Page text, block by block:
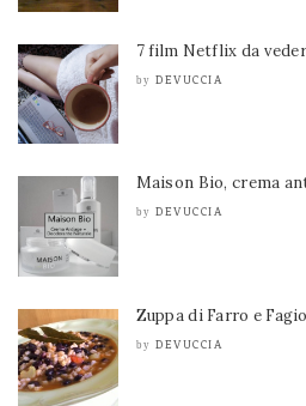
7 film Netflix da
by DEVUCCIA
Maison Bio, crema
by DEVUCCIA
Zuppa di Farro e
by DEVUCCIA